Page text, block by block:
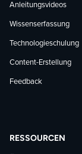
Anleitungsvideos
Wissenserfassung
Technologieschulung
Content-Erstellung
Feedback
RESSOURCEN